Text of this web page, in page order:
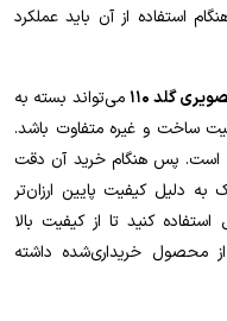
استفاده از آن باید عملکرد
گلد 110
می‌تواند بسته به
ساخت و غیره متفاوت باشد.
پس هنگام خرید آن دقت
دلیل کیفیت پایین ارزان‌تر
کنید تا از کیفیت بالا
از محصول خریداری‌شده داشته